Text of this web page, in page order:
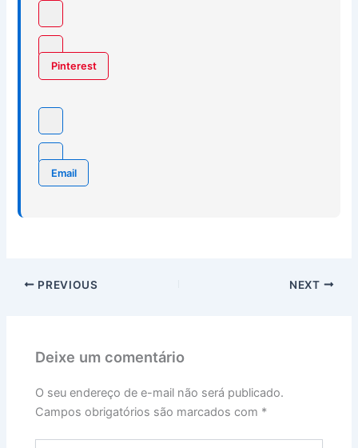
Pinterest
Email
PREVIOUS NEXT
Deixe um comentário
O seu endereço de e-mail não será publicado.
Campos obrigatórios são marcados com *